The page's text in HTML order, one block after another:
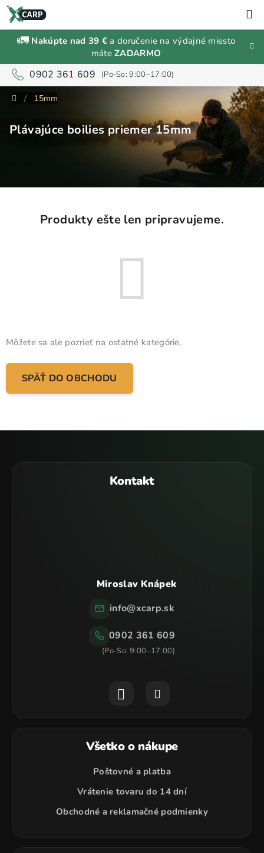
Prejsť
na
obsah
🚛 Nakúpte nad 39 € a doručenie na výdajné miesto
máteZADARMO
0902 361 609
Zľavy a
Rybárske
vybavenie
Návnady
Domov
/ 15mm
Plávajúce boilies priemer 15mm
Produkty ešte len pripravujeme.
Môžete sa ale pozrieť na ostatné kategórie.
SPÄŤ DO OBCHODU
Kontakt
Miroslav Knápek
info@xcarp.sk
0902 361 609
Všetko o nákupe
Poštovné a platba
Vrátenie tovaru do 14 dní
Obchodné a reklamačné podmienky